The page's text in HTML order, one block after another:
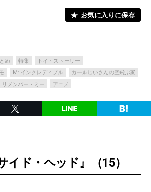
お気に入りに保存
め 特集
トイ・ストーリー
Mr.インクレディブル
カールじいさんの空飛ぶ家
リメンバー・ミー アニメ
イド・ヘッド』（15）